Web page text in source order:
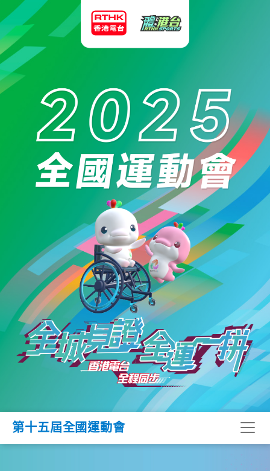
第十五屆全國運動會